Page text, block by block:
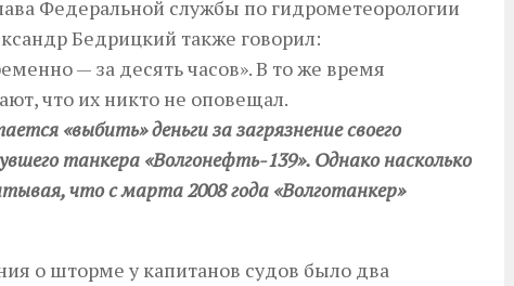
Федеральной службы по гидрометеорологии
Бедрицкий также говорил:
— за десять часов». В то же время
что их никто не оповещал.
«выбить» деньги за загрязнение своего
танкера «Волгонефть-139». Однако насколько
что с марта 2008 года «Волготанкер»
о шторме у капитанов судов было два